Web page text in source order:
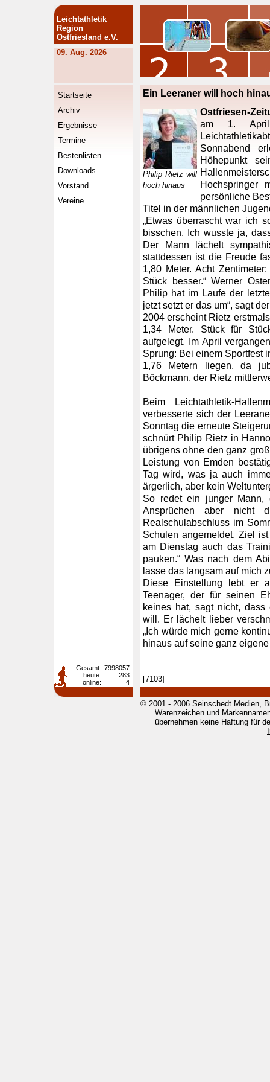
Leichtathletik
Region
Ostfriesland e.V.
09. Aug. 2026
Startseite
Archiv
Ergebnisse
Termine
Bestenlisten
Downloads
Vorstand
Vereine
Ein Leeraner will hoch
Philip Rietz will
hoch hinaus
Ostfriesen-
am 1.
Sonnabend
Höhepunkt
Hochspringer
persönliche
Titel in der männlichen
„Etwas überrascht war ich
bisschen. Ich wusste ja,
Der Mann lächelt
stattdessen ist die Freude
1,80 Meter. Acht
Stück besser.“ Werner
Philip hat im Laufe der
jetzt setzt er das um“, sagt
2004 erscheint Rietz
1,34 Meter. Stück für
aufgelegt. Im April
Sprung: Bei einem Sportfest
1,76 Metern liegen, da
Böckmann, der Rietz
Beim Leichtathletik-
verbesserte sich der
Sonntag die erneute
schnürt Philip Rietz in
übrigens ohne den ganz
Leistung von Emden
Tag wird, was ja auch
ärgerlich, aber kein
So redet ein junger
Ansprüchen aber nicht
Realschulabschluss im
Schulen angemeldet. Ziel
am Dienstag auch das
pauken.“ Was nach dem
lasse das langsam auf mich
Diese Einstellung lebt er
Teenager, der für seinen
keines hat, sagt nicht,
will. Er lächelt lieber
„Ich würde mich gerne
hinaus auf seine ganz
[7103]
Gesamt: 7998057
heute:
283
online:
4
© 2001 - 2006 Seinschedt Medien,
Warenzeichen und
übernehmen keine Haftung für